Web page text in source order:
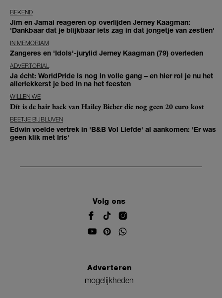
BEKEND
Jim en Jamai reageren op overlijden Jerney Kaagman:
'Dankbaar dat je blijkbaar iets zag in dat jongetje van zestien'
IN MEMORIAM
Zangeres en 'Idols'-jurylid Jerney Kaagman (79) overleden
ADVERTORIAL
Ja écht: WorldPride is nog in volle gang – en hier rol je nu het
allerlekkerst je bed in na het feesten
WILLEN WE
Dít is de hair hack van Hailey Bieber die nog geen 20 euro kost
BEETJE BIJBLIJVEN
Edwin voelde vertrek in 'B&B Vol Liefde' al aankomen: 'Er was
geen klik met Iris'
Volg ons
Adverteren
mogelijkheden